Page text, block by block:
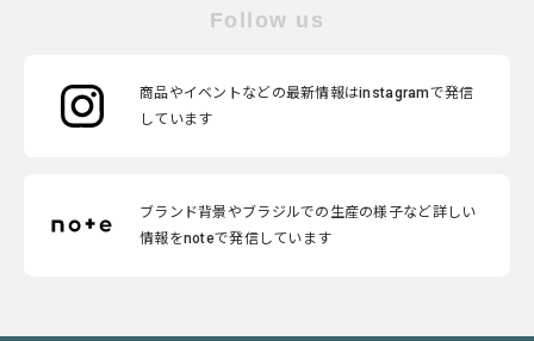
Follow us
商品やイベントなどの最新情報はinstagramで発信
しています
ブランド背景やブラジルでの生産の様子など詳しい
情報をnoteで発信しています